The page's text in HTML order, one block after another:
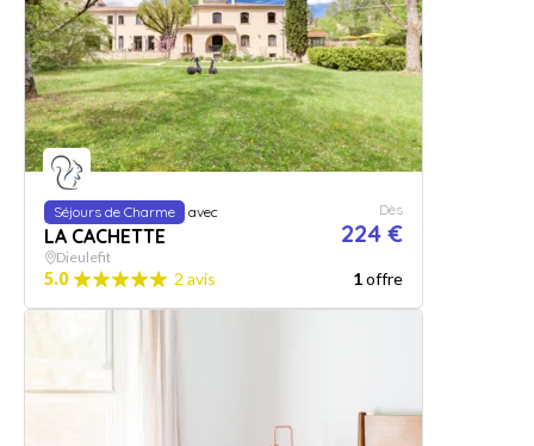
Séjours de Charme avec
LA CACHETTE
Dès
224 €
Dieulefit
5.0 2 avis 1offre